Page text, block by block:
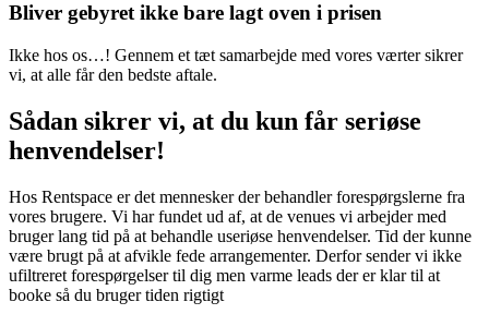
Bliver gebyret ikke bare lagt oven i prisen
Ikke hos os…! Gennem et tæt samarbejde med vores værter sikrer
vi, at alle får den bedste aftale.
Sådan sikrer vi, at du kun får seriøse
henvendelser!
Hos Rentspace er det mennesker der behandler forespørgslerne fra
vores brugere. Vi har fundet ud af, at de venues vi arbejder med
bruger lang tid på at behandle useriøse henvendelser. Tid der kunne
være brugt på at afvikle fede arrangementer. Derfor sender vi ikke
ufiltreret forespørgelser til dig men varme leads der er klar til at
booke så du bruger tiden rigtigt